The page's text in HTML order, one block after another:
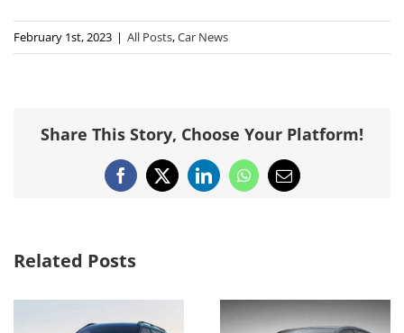
February 1st, 2023 | All Posts,Car News
Share This Story, Choose Your Platform!
Facebook
X LinkedInWhatsApp
Email
Related Posts